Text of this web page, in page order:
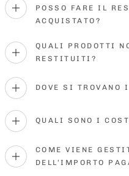
POSSO FARE IL
ACQUISTATO?
QUALI PRODOTTI
RESTITUITI?
DOVE SI TROVANO
QUALI SONO I
COME VIENE
DELL’IMPORTO